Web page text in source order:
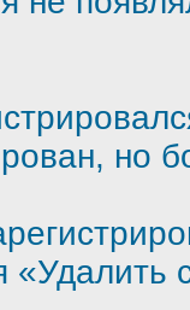
но
«Удалить